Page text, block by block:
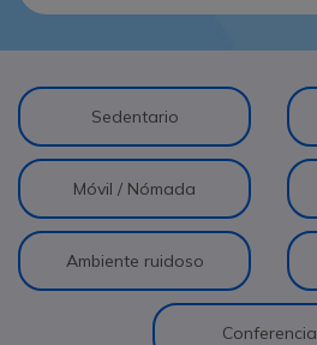
Sedentario
Móvil / Nómada
Ambiente ruidoso
Conferencia